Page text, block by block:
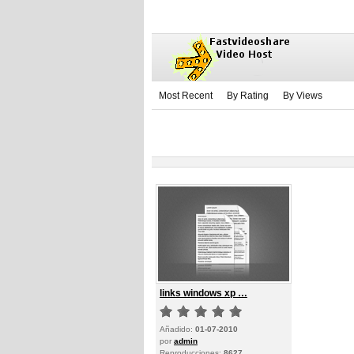
Most Recent By Rating By Views
links windows xp …
Añadido: 01-07-2010
por admin